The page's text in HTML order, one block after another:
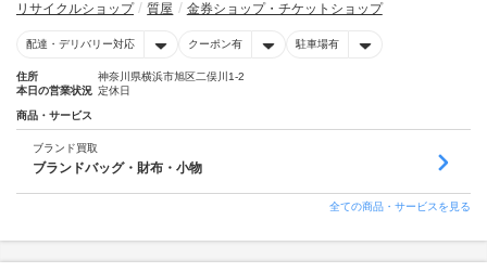
リサイクルショップ 質屋 金券ショップ・チケットショップ
配達・デリバリー対応 クーポン有 駐車場有
住所
神奈川県横浜市旭区二俣川1-2
本日の営業状況 定休日
商品・サービス
ブランド買取
ブランドバッグ・財布・小物
全ての商品・サービスを見る